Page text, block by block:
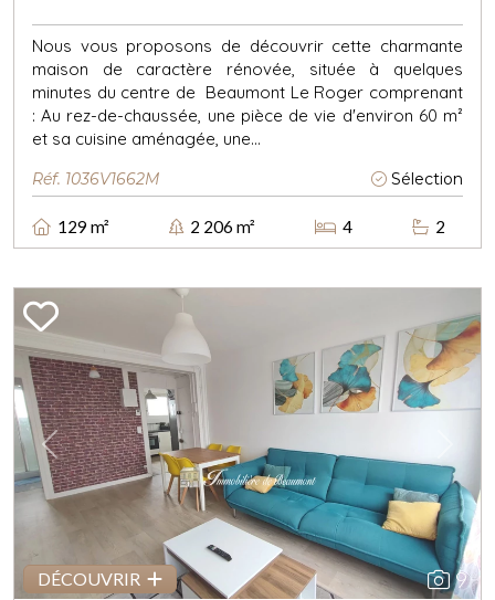
Nous vous proposons de découvrir cette charmante
maison de caractère rénovée, située à quelques
minutes du centre de Beaumont Le Roger comprenant
: Au rez-de-chaussée, une pièce de vie d'environ 60 m²
et sa cuisine aménagée, une...
Réf. 1036V1662M Sélection
129 m² 2 206 m² 4 2
Previous
DÉCOUVRIR 9